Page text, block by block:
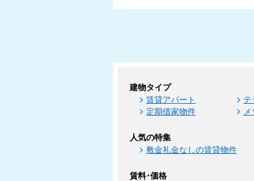
建物タイプ
賃貸アパート テ
定期借家物件
人気の特集
敷金礼金なしの賃貸物件
賃料･価格